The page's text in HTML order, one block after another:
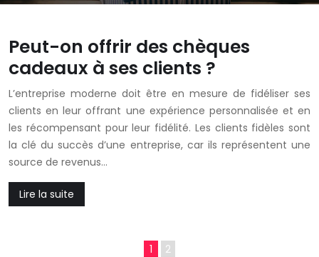
Peut-on offrir des chèques
cadeaux à ses clients ?
L’entreprise moderne doit être en mesure de fidéliser ses
clients en leur offrant une expérience personnalisée et en
les récompensant pour leur fidélité. Les clients fidèles sont
la clé du succès d’une entreprise, car ils représentent une
source de revenus…
Lire la suite
1 2